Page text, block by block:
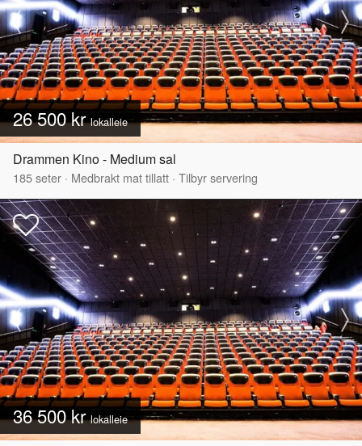
26 500 krlokalleie
Drammen Kino - Medium sal
185seter · Medbrakt mat tillatt · Tilbyr servering
36 500 krlokalleie